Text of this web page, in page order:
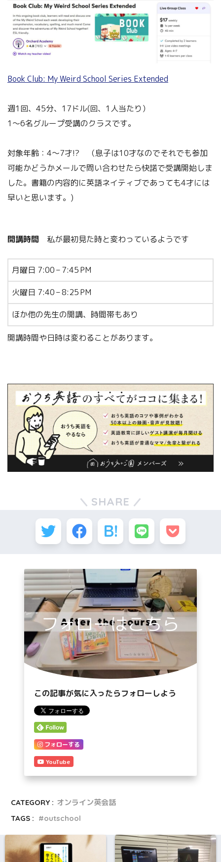
Book Club: My Weird School Series Extended
週1回、45分、17ドル(回、1人当たり）
1～6名グループ受講のクラスです。
対象年齢：4～7才!? （息子は10才なのでそれでも参加
可能かどうかメールで問い合わせたら快諾で受講開始しま
した。書籍の内容的に英語ネイティブであっても4才には
早いと思います。)
開講時間 私が最初見た時と変わっているようです
月曜日 7:00 – 7:45 PM
火曜日 7:40 – 8:25 PM
ほか他の先生の開講、時間帯もあり
開講時間や日時は変わることがあります。
SHARE
フォローはこちら
この記事が気に入ったらフォローしよう
フォローする
YouTube
CATEGORY : オンライン英会話
TAGS :
outschool